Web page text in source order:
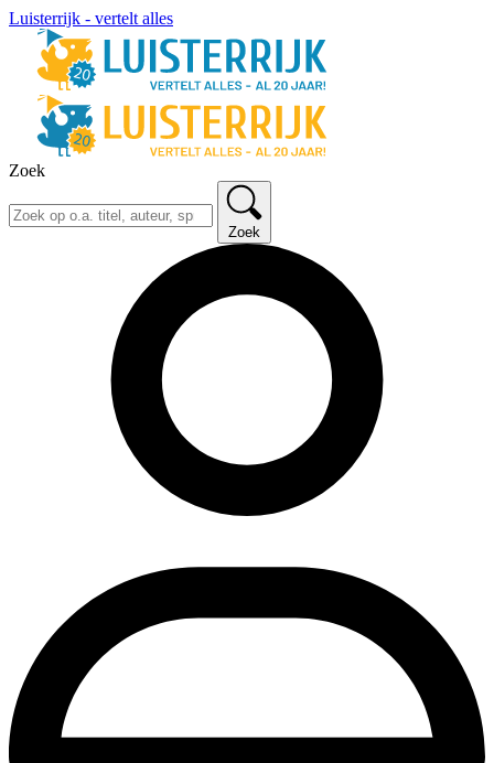
Luisterrijk - vertelt alles
Zoek
Zoek